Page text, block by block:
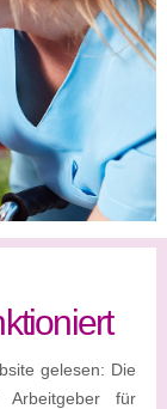
gelesen: Die
Arbeitgeber für